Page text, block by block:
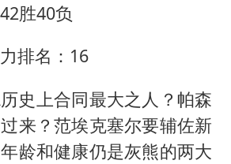
胜40负
排名：16
史上合同最大之人？帕森
来？范埃克塞尔要辅佐新
龄和健康仍是灰熊的两大